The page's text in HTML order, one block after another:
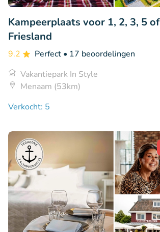
Kampeerplaats voor 1, 2, 3, 5
Friesland
9.2 Perfect • 17 beoordelingen
Vakantiepark In Style
Menaam (53km)
Verkocht: 5